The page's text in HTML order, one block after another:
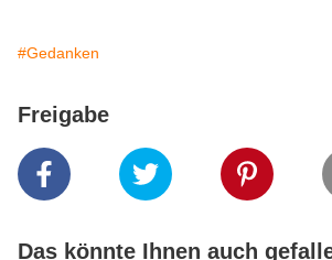
#Gedanken
Freigabe
Das könnte Ihnen auch